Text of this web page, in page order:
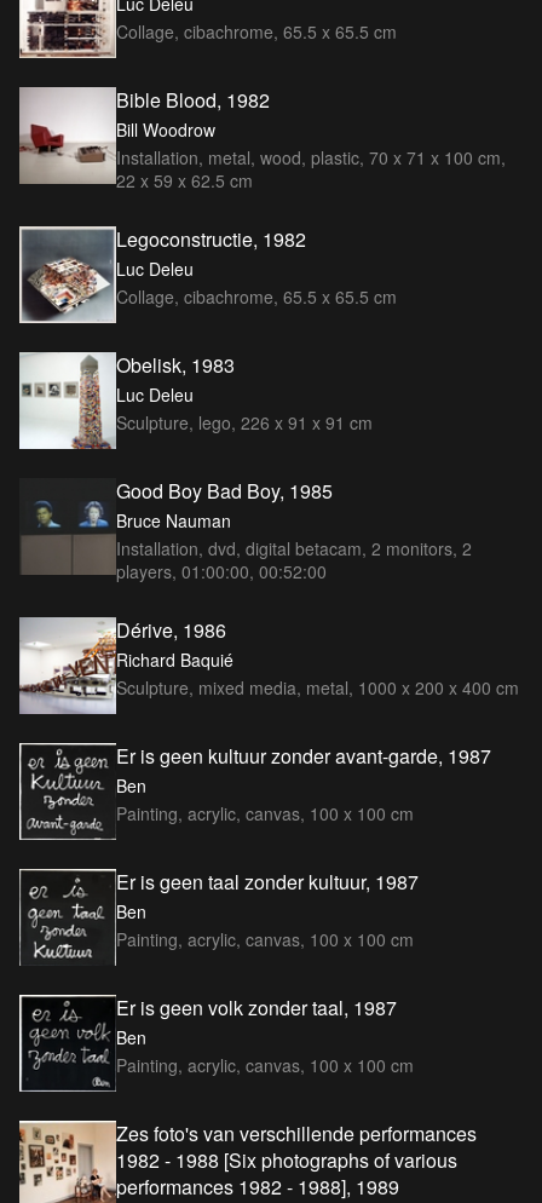
Collage, cibachrome, 65.5 x 65.5 cm
Bible Blood, 1982
Bill Woodrow
Installation, metal, wood, plastic, 70 x 71 x 100 cm,
22 x 59 x 62.5 cm
Legoconstructie, 1982
Luc Deleu
Collage, cibachrome, 65.5 x 65.5 cm
Obelisk, 1983
Luc Deleu
Sculpture, lego, 226 x 91 x 91 cm
Good Boy Bad Boy, 1985
Bruce Nauman
Installation, dvd, digital betacam, 2 monitors, 2
players, 01:00:00, 00:52:00
Dérive, 1986
Richard Baquié
Sculpture, mixed media, metal, 1000 x 200 x 400 cm
Er is geen kultuur zonder avant-garde, 1987
Ben
Painting, acrylic, canvas, 100 x 100 cm
Er is geen taal zonder kultuur, 1987
Ben
Painting, acrylic, canvas, 100 x 100 cm
Er is geen volk zonder taal, 1987
Ben
Painting, acrylic, canvas, 100 x 100 cm
Zes foto's van verschillende performances
1982 - 1988 [Six photographs of various
performances 1982 - 1988], 1989